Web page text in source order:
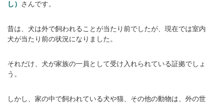
し） さんです。
昔は、犬は外で飼われることが当たり前でしたが、現在では室内
犬が当たり前の状況になりました。
それだけ、犬が家族の一員として受け入れられている証拠でしょ
う。
しかし、家の中で飼われている犬や猫、その他の動物は、外の世